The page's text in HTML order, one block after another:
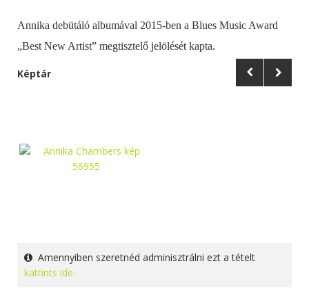
Annika debütáló albumával 2015-ben a Blues Music Award
„Best New Artist” megtisztelő jelölését kapta.
Képtár
Amennyiben szeretnéd adminisztrálni ezt a tételt
kattints ide.